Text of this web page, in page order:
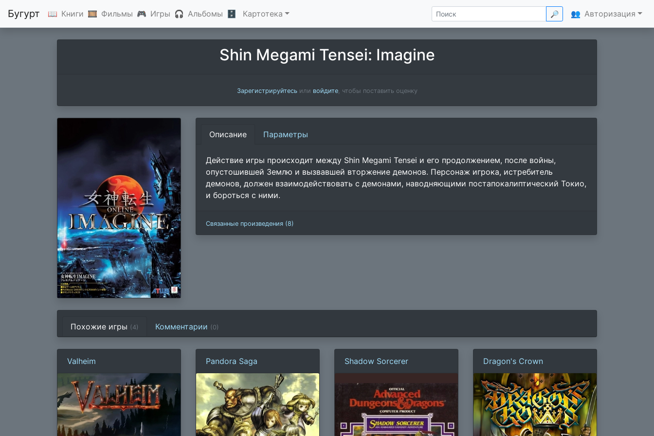
Бугурт 📖 Книги 🎞 Фильмы 🎮 Игры 🎧 Альбомы 🗄 Картотека 🔎 👥 Авторизация
Shin Megami Tensei: Imagine
Зарегистрируйтесьили войдите, чтобы поставить оценку
Описание Параметры
Действие игры происходит между Shin Megami Tensei и его продолжением, после войны,
опустошившей Землю и вызвавшей вторжение демонов. Персонаж игрока, истребитель
демонов, должен взаимодействовать с демонами, наводняющими постапокалиптический Токио,
и бороться с ними.
Связанные произведения (8)
Похожие игры (4) Комментарии (0)
Valheim Pandora Saga Shadow Sorcerer Dragon's Crown